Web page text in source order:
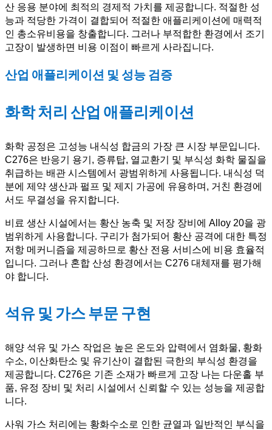
산 응용 분야에 최적의 경제적 가치를 제공합니다. 적절한 성
능과 적당한 가격이 결합되어 적절한 애플리케이션에 매력적
인 총소유비용을 창출합니다. 그러나 부적합한 환경에서 조기
고장이 발생하면 비용 이점이 빠르게 사라집니다.
산업 애플리케이션 및 성능 검증
화학 처리 산업 애플리케이션
화학 공정은 고성능 내식성 합금의 가장 큰 시장 부문입니다.
C276은 반응기 용기, 증류탑, 열교환기 및 부식성 화학 물질을
취급하는 배관 시스템에서 광범위하게 사용됩니다. 내식성 덕
분에 제약 생산과 펄프 및 제지 가공에 유용하며, 거친 환경에
서도 무결성을 유지합니다.
비료 생산 시설에서는 황산 농축 및 저장 장비에 Alloy 20을 광
범위하게 사용합니다. 구리가 첨가되어 황산 공격에 대한 특정
저항 메커니즘을 제공하므로 황산 전용 서비스에 비용 효율적
입니다. 그러나 혼합 산성 환경에서는 C276 대체재를 평가해
야 합니다.
석유 및 가스 부문 구현
해양 석유 및 가스 작업은 높은 온도와 압력에서 염화물, 황화
수소, 이산화탄소 및 유기산이 결합된 극한의 부식성 환경을
제공합니다. C276은 기존 소재가 빠르게 고장 나는 다운홀 부
품, 유정 장비 및 처리 시설에서 신뢰할 수 있는 성능을 제공합
니다.
사워 가스 처리에는 황화수소로 인한 균열과 일반적인 부식을